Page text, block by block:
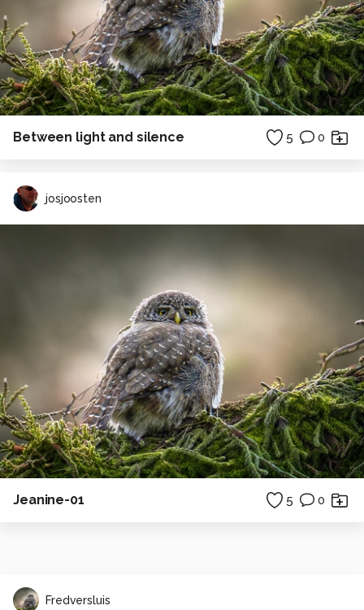
Between light and silence 5 0
josjoosten
Jeanine-01 5 0
Fredversluis